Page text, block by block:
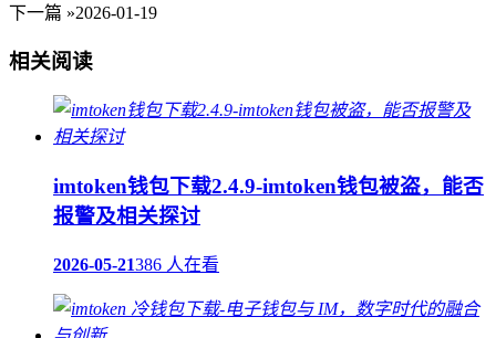
下一篇 »2026-01-19
相关阅读
imtoken钱包下载2.4.9-imtoken钱包被盗，能否
报警及相关探讨
2026-05-21386 人在看